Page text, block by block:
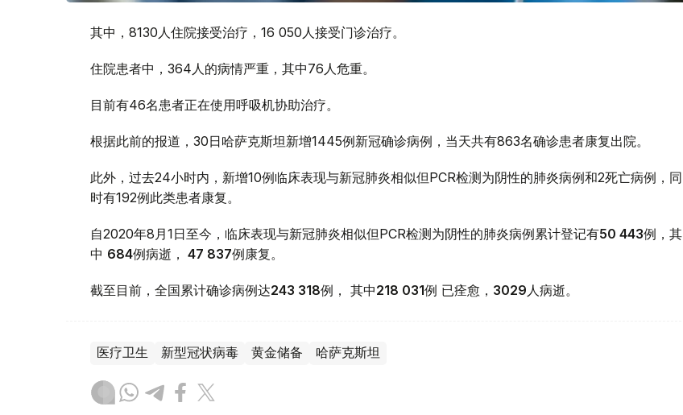
其中，8130人住院接受治疗，16 050人接受门诊治疗。
住院患者中，364人的病情严重，其中76人危重。
目前有46名患者正在使用呼吸机协助治疗。
根据此前的报道，30日哈萨克斯坦新增1445例新冠确诊病例，当天共有863名确诊患者康复出院。
此外，过去24小时内，新增10例临床表现与新冠肺炎相似但PCR检测为阴性的肺炎病例和2死亡病例，同
时有192例此类患者康复。
自2020年8月1日至今，临床表现与新冠肺炎相似但PCR检测为阴性的肺炎病例累计登记有50 443例，其
中 684例病逝， 47 837例康复。
截至目前，全国累计确诊病例达243 318例， 其中218 031例 已痊愈， 3029人病逝。
医疗卫生 新型冠状病毒 黄金储备 哈萨克斯坦